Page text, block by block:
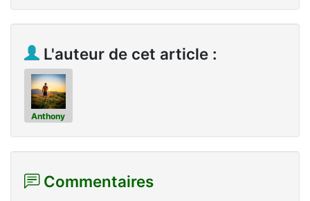
L'auteur de cet article :
Anthony
Commentaires